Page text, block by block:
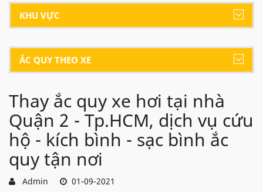
KHU VỰC
ẮC QUY THEO XE
Thay ắc quy xe hơi tại nhà
Quận 2 - Tp.HCM, dịch vụ cứu
hộ - kích bình - sạc bình ắc
quy tận nơi
Admin 01-09-2021